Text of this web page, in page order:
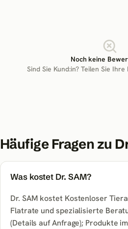
Noch keine
Sind Sie Kund:in? Teilen Sie
Häufige Fragen zu
Was kostet Dr. SAM?
Dr. SAM kostet Kostenloser
Flatrate und spezialisierte
(Details auf Anfrage); Produkte